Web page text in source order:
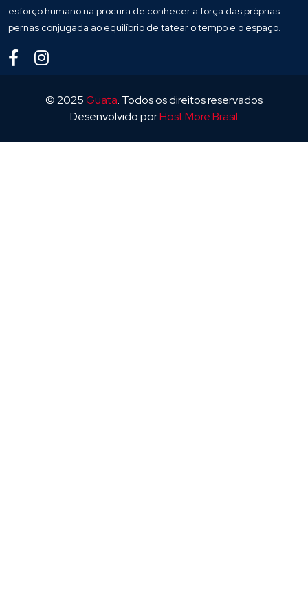
esforço humano na procura de conhecer a força das próprias
pernas conjugada ao equilíbrio de tatear o tempo e o espaço.
© 2025Guata. Todos os direitos reservados
Desenvolvido porHost More Brasil